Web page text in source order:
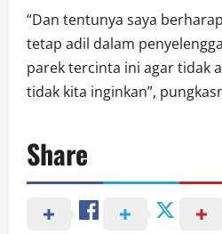
“Dan tentunya saya
tetap adil dalam
parek tercinta ini agar tidak
tidak kita inginkan”,
Share